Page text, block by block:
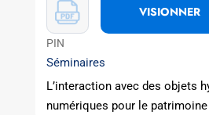
VISIONNER
PIN
Séminaires
L’interaction avec des objets
numériques pour le patrimoine